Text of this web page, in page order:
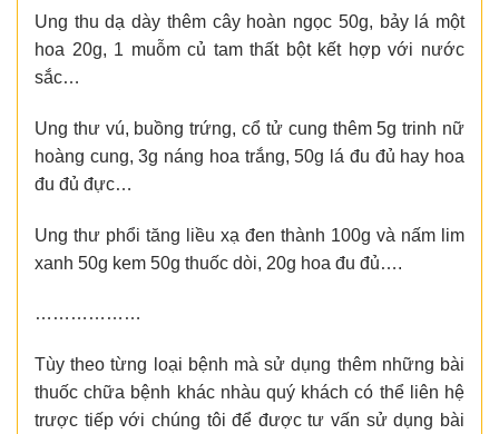
Ung thu dạ dày thêm cây hoàn ngọc 50g, bảy lá một
hoa 20g, 1 muỗm củ tam thất bột kết hợp với nước
sắc…
Ung thư vú, buồng trứng, cổ tử cung thêm 5g trinh nữ
hoàng cung, 3g náng hoa trắng, 50g lá đu đủ hay hoa
đu đủ đực…
Ung thư phổi tăng liều xạ đen thành 100g và nấm lim
xanh 50g kem 50g thuốc dòi, 20g hoa đu đủ….
………………
Tùy theo từng loại bệnh mà sử dụng thêm những bài
thuốc chữa bệnh khác nhàu quý khách có thể liên hệ
trược tiếp với chúng tôi để được tư vấn sử dụng bài